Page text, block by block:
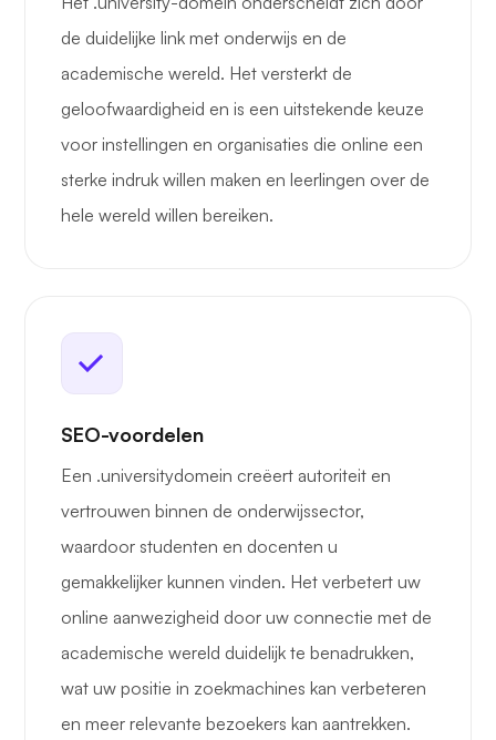
de duidelijke link met onderwijs en de
academische wereld. Het versterkt de
geloofwaardigheid en is een uitstekende keuze
voor instellingen en organisaties die online een
sterke indruk willen maken en leerlingen over de
hele wereld willen bereiken.
SEO-voordelen
Een .universitydomein creëert autoriteit en
vertrouwen binnen de onderwijssector,
waardoor studenten en docenten u
gemakkelijker kunnen vinden. Het verbetert uw
online aanwezigheid door uw connectie met de
academische wereld duidelijk te benadrukken,
wat uw positie in zoekmachines kan verbeteren
en meer relevante bezoekers kan aantrekken.